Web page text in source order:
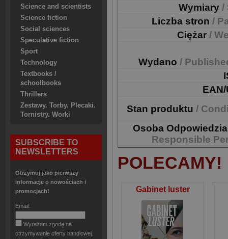
Science and scientists
Science fiction
Social sciences
Speculative fiction
Sport
Technology
Textbooks /
schoolbooks
Thrillers
Zestawy. Torby. Plecaki.
Tornistry. Worki
SUBSCRIBE TO
NEWSLETTERS
Otrzymuj jako pierwszy
informacje o nowościach i
promocjach!
Email:
Wyrażam zgodę na
otrzymywanie oferty handlowej.
Wymiary /
Liczba stron /
Ciężar /
Wydano /
Stan produktu /
Osoba
Responsible
POLECAMY!
Gabinet luster